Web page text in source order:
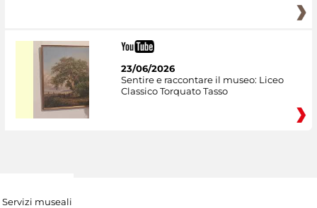
23/06/2026
Sentire e raccontare il museo: Liceo
Classico Torquato Tasso
Servizi museali